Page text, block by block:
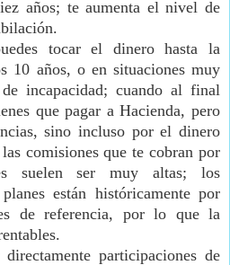
años; te aumenta el nivel de
tocar el dinero hasta la
10 años, o en situaciones muy
incapacidad; cuando al final
que pagar a Hacienda, pero
sino incluso por el dinero
comisiones que te cobran por
suelen ser muy altas; los
están históricamente por
de referencia, por lo que la
participaciones de